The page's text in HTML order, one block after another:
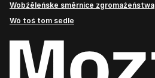
Wobźěleńske směrnice zgromaźeństwa
Wó toś tom sedle